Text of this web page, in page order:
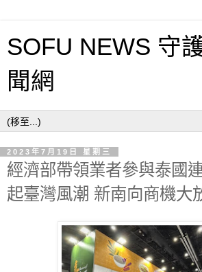
SOFU NEWS 守
聞網
2023年7月19日 星期三
經濟部帶領業者參與泰國
起臺灣風潮 新南向商機大